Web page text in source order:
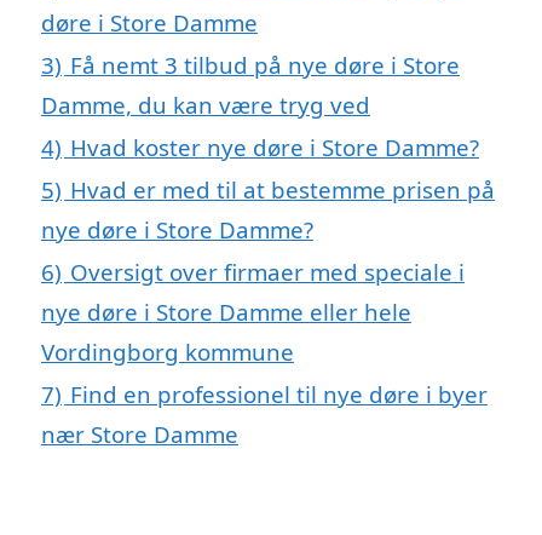
døre i Store Damme
3) Få nemt 3 tilbud på nye døre i Store
Damme, du kan være tryg ved
4) Hvad koster nye døre i Store Damme?
5) Hvad er med til at bestemme prisen på
nye døre i Store Damme?
6) Oversigt over firmaer med speciale i
nye døre i Store Damme eller hele
Vordingborg kommune
7) Find en professionel til nye døre i byer
nær Store Damme